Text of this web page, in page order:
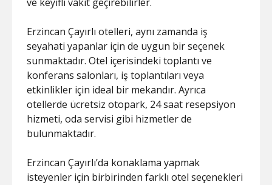
Erzincan Çayırlı otelleri, aynı zamanda iş
seyahati yapanlar için de uygun bir seçenek
sunmaktadır. Otel içerisindeki toplantı ve
konferans salonları, iş toplantıları veya
etkinlikler için ideal bir mekandır. Ayrıca
otellerde ücretsiz otopark, 24 saat resepsiyon
hizmeti, oda servisi gibi hizmetler de
bulunmaktadır.
Erzincan Çayırlı’da konaklama yapmak
isteyenler için birbirinden farklı otel seçenekleri